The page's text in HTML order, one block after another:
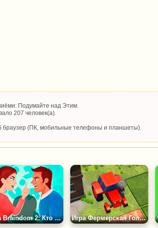
Подумайте над Этим.
207 человек(а).
браузер (ПК, мобильные телефоны и планшеты).
Игра Braindom 2: Кто Лжет? Игра Фермерская Головоломка